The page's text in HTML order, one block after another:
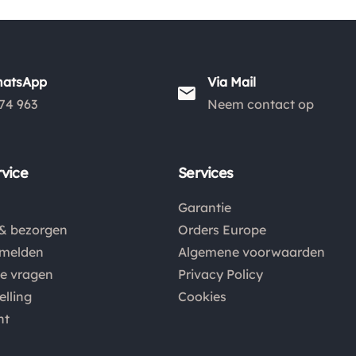
963
Via Mail
Neem contact op
bezorgen
vragen
Services
Garantie
Orders Europe
Algemene voorwaarden
Privacy Policy
Cookies